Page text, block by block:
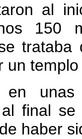
al
150
un
en
final
haber